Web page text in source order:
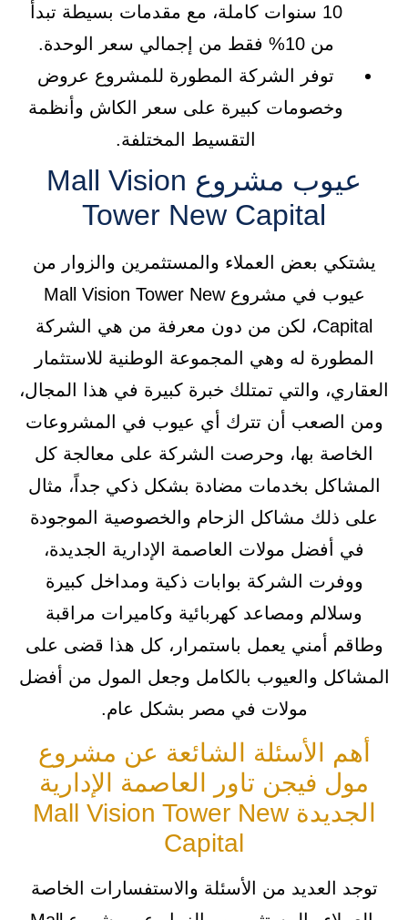
10 سنوات كاملة، مع مقدمات بسيطة تبدأ
من 10% فقط من إجمالي سعر الوحدة.
توفر الشركة المطورة للمشروع عروض
وخصومات كبيرة على سعر الكاش وأنظمة
التقسيط المختلفة.
عيوب مشروع Mall Vision
Tower New Capital
يشتكي بعض العملاء والمستثمرين والزوار من
عيوب في مشروع Mall Vision Tower New
Capital، لكن من دون معرفة من هي الشركة
المطورة له وهي المجموعة الوطنية للاستثمار
العقاري، والتي تمتلك خبرة كبيرة في هذا المجال،
ومن الصعب أن تترك أي عيوب في المشروعات
الخاصة بها، وحرصت الشركة على معالجة كل
المشاكل بخدمات مضادة بشكل ذكي جداً، مثال
على ذلك مشاكل الزحام والخصوصية الموجودة
في أفضل مولات العاصمة الإدارية الجديدة،
ووفرت الشركة بوابات ذكية ومداخل كبيرة
وسلالم ومصاعد كهربائية وكاميرات مراقبة
وطاقم أمني يعمل باستمرار، كل هذا قضى على
المشاكل والعيوب بالكامل وجعل المول من أفضل
مولات في مصر بشكل عام.
أهم الأسئلة الشائعة عن مشروع
مول فيجن تاور العاصمة الإدارية
الجديدة Mall Vision Tower New
Capital
توجد العديد من الأسئلة والاستفسارات الخاصة